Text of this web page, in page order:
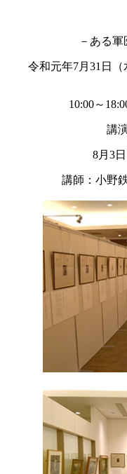
小田原
－ある
令和元年7月31日
10:00～
講
8月3
講師：小野